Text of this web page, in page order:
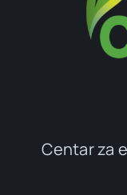
Centar za